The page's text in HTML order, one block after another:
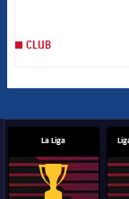
CLUB
La Liga